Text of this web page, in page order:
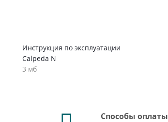
Инструкция по эксплуатации
Calpeda N
3 мб
Способы оплаты